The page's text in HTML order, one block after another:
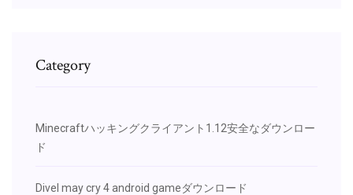
Category
Minecraftハッキングクライアント1.12安全なダウンロー
ド
Divel may cry 4 android gameダウンロード